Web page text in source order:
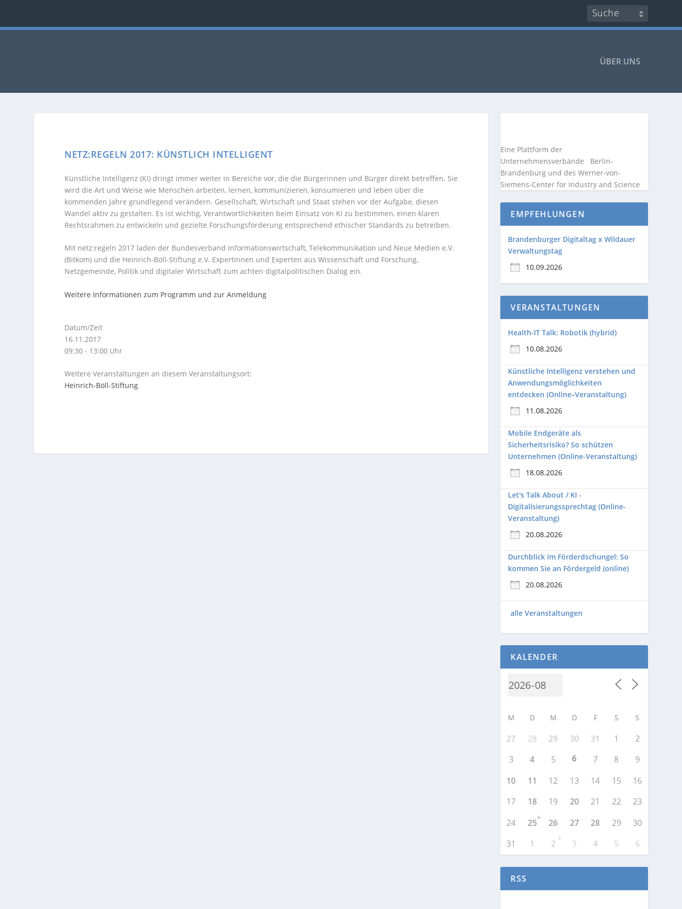
ÜBER UNS
NETZ:REGELN 2017: KÜNSTLICH INTELLIGENT
Künstliche Intelligenz (KI) dringt immer weiter in Bereiche vor, die die Bürgerinnen und Bürger direkt betreffen. Sie
wird die Art und Weise wie Menschen arbeiten, lernen, kommunizieren, konsumieren und leben über die
kommenden Jahre grundlegend verändern. Gesellschaft, Wirtschaft und Staat stehen vor der Aufgabe, diesen
Wandel aktiv zu gestalten. Es ist wichtig, Verantwortlichkeiten beim Einsatz von KI zu bestimmen, einen klaren
Rechtsrahmen zu entwickeln und gezielte Forschungsförderung entsprechend ethischer Standards zu betreiben.
Mit netz:regeln 2017 laden der Bundesverband Informationswirtschaft, Telekommunikation und Neue Medien e.V.
(Bitkom) und die Heinrich-Böll-Stiftung e.V. Expertinnen und Experten aus Wissenschaft und Forschung,
Netzgemeinde, Politik und digitaler Wirtschaft zum achten digitalpolitischen Dialog ein.
Weitere Informationen zum Programm und zur Anmeldung
Datum/Zeit
16.11.2017
09:30 - 13:00 Uhr
Weitere Veranstaltungen an diesem Veranstaltungsort:
Heinrich-Böll-Stiftung
Eine Plattform der
Unternehmensverbände Berlin-
Brandenburg und des Werner-von-
Siemens-Center for Industry and Science
EMPFEHLUNGEN
Brandenburger Digitaltag x Wildauer
Verwaltungstag
10.09.2026
VERANSTALTUNGEN
Health-IT Talk: Robotik (hybrid)
10.08.2026
Künstliche Intelligenz verstehen und
Anwendungsmöglichkeiten
entdecken (Online–Veranstaltung)
11.08.2026
Mobile Endgeräte als
Sicherheitsrisiko? So schützen
Unternehmen (Online-Veranstaltung)
18.08.2026
Let's Talk About / KI -
Digitalisierungssprechtag (Online-
Veranstaltung)
20.08.2026
Durchblick im Förderdschungel: So
kommen Sie an Fördergeld (online)
20.08.2026
alle Veranstaltungen
KALENDER
M D M D F S S
27 28 29 30 31 1
2
3
4 5 6 7 8
9
10
11 12 13 14 15
16
17
18 19 20 21 22
23
24
25
+
26 27 28 29
30
31
1 2
+
3 4 5 6
RSS